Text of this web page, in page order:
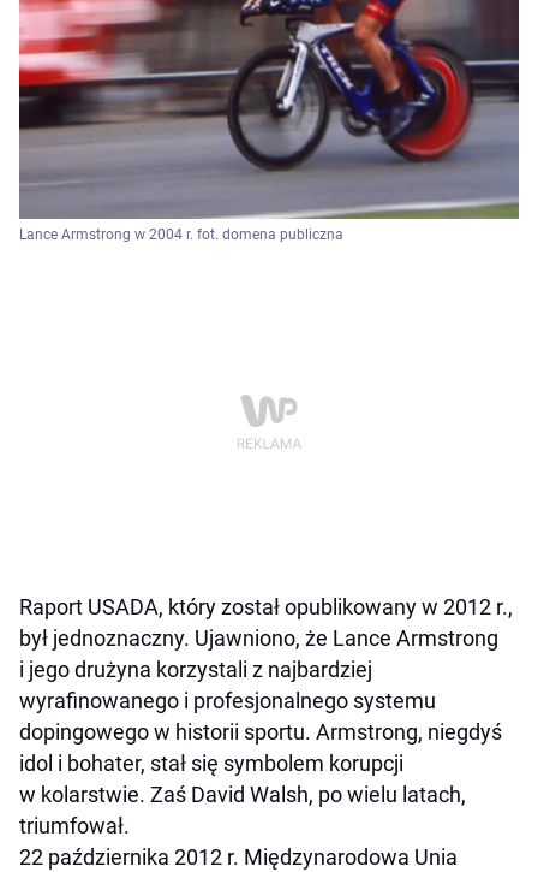
Lance Armstrong w 2004 r. fot. domena publiczna
Raport USADA, który został opublikowany w 2012 r.,
był jednoznaczny. Ujawniono, że Lance Armstrong
i jego drużyna korzystali z najbardziej
wyrafinowanego i profesjonalnego systemu
dopingowego w historii sportu. Armstrong, niegdyś
idol i bohater, stał się symbolem korupcji
w kolarstwie. Zaś David Walsh, po wielu latach,
triumfował.
22 października 2012 r. Międzynarodowa Unia